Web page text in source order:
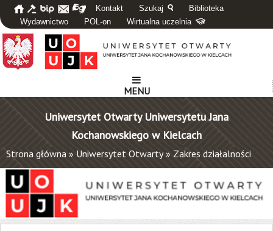
Kontakt Szukaj
Biblioteka
Wydawnictwo
POL-on Wirtualna uczelnia
MENU
Uniwersytet Otwarty Uniwersytetu Jana
Kochanowskiego w Kielcach
Strona główna » Uniwersytet Otwarty» Zakres działalności